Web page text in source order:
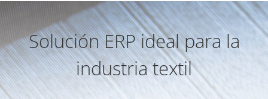
Solución ERP ideal para la
industria textil